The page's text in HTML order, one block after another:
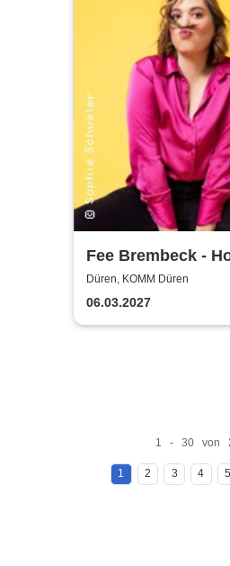
Fee Brembeck -
– Das Tutorial,
niemand gefragt
Düren, KOMM Düren
06.03.2027
1 - 30 von
1 2 3 4 5